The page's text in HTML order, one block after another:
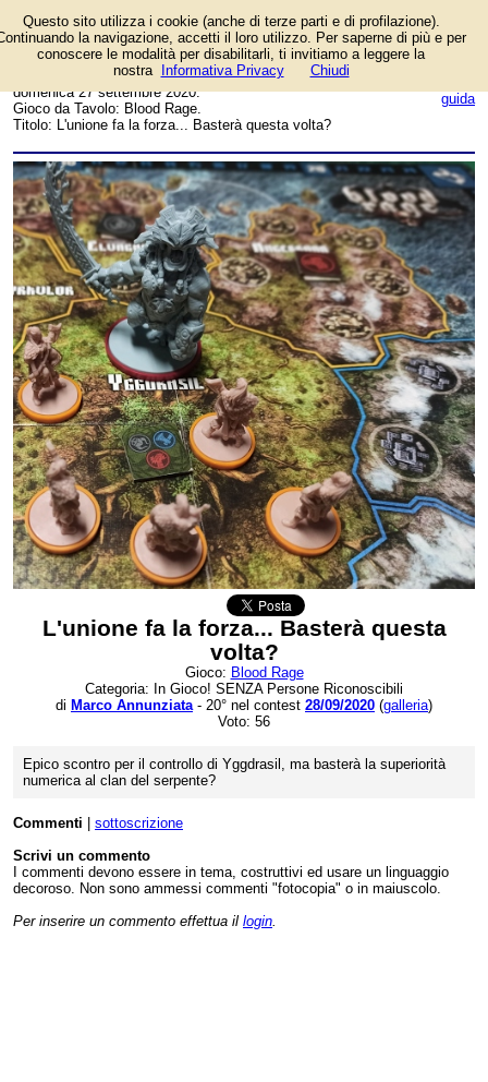
guida
Foto dell'autore Marco
Annunziata candidata al
contest fotografico su
FotoGiochi. Data inserimento:
domenica 27 settembre 2020.
Gioco da Tavolo: Blood Rage.
Titolo: L'unione fa la forza... Basterà questa volta?
L'unione fa la forza... Basterà questa
volta?
Gioco: Blood Rage
Categoria: In Gioco! SENZA Persone Riconoscibili
di Marco Annunziata- 20° nel contest 28/09/2020 (galleria)
Voto: 56
Epico scontro per il controllo di Yggdrasil, ma basterà la superiorità
numerica al clan del serpente?
Commenti
sottoscrizione
Scrivi un commento
I commenti devono essere in tema, costruttivi ed usare un linguaggio
decoroso. Non sono ammessi commenti "fotocopia" o in maiuscolo.
Per inserire un commento effettua il login.
Questo sito utilizza i cookie (anche di terze parti e di profilazione).
la navigazione, accetti il loro utilizzo. Per saperne di più e per
conoscere le modalità per disabilitarli, ti invitiamo a leggere la
nostra
Informativa Privacy Chiudi